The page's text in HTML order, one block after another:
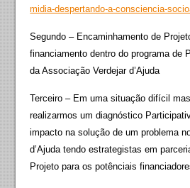
midia-despertando-a-consciencia-
Segundo – Encaminhamento de
financiamento dentro do programa de
da Associação Verdejar d’Ajuda
Terceiro – Em uma situação difícil
realizarmos um diagnóstico
impacto na solução de um problema
d’Ajuda tendo estrategistas em
Projeto para os potênciais